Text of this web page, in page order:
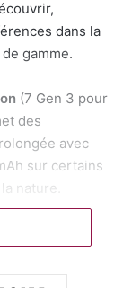
dans la
gamme.
(7 Gen 3 pour
des
avec
sur certains
nature.
de cet article
, qui intègre des